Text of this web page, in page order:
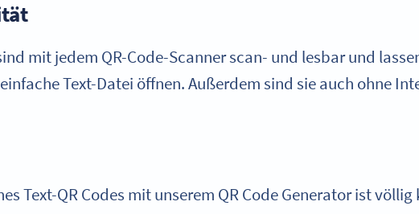
mit jedem QR-Code-Scanner scan- und lesbar und
Text-Datei öffnen. Außerdem sind sie auch ohne
Text-QR Codes mit unserem QR Code Generator ist